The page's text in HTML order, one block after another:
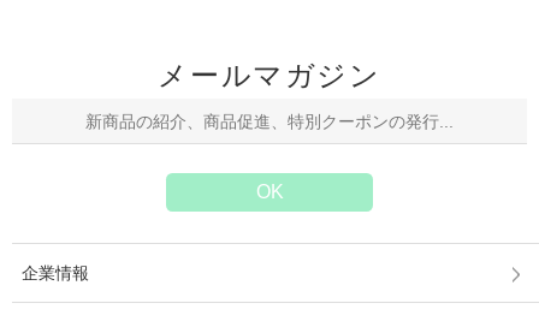
メールマガジン
企業情報